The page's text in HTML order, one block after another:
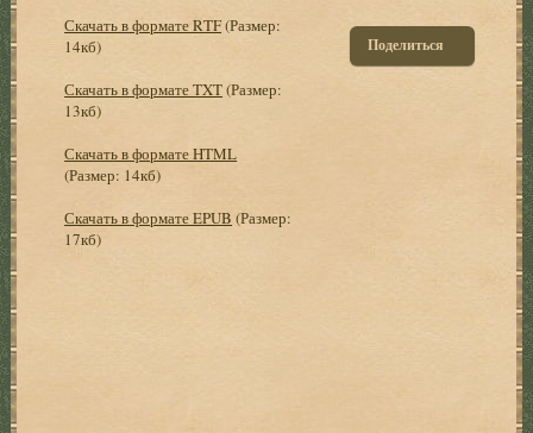
Скачать в формате RTF(Размер:
14кб)
Скачать в формате TXT(Размер:
13кб)
Скачать в формате HTML
(Размер: 14кб)
Скачать в формате EPUB (Размер:
17кб)
Поделиться